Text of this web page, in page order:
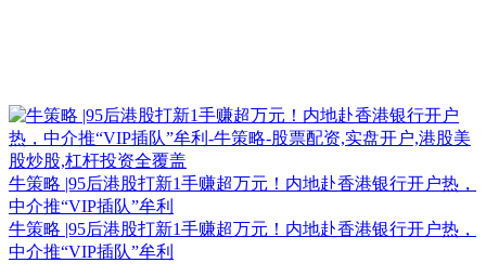
牛策略 |95后港股打新1手赚超万元！内地赴香港银行开户热，
中介推“VIP插队”牟利
牛策略 |95后港股打新1手赚超万元！内地赴香港银行开户热，
中介推“VIP插队”牟利